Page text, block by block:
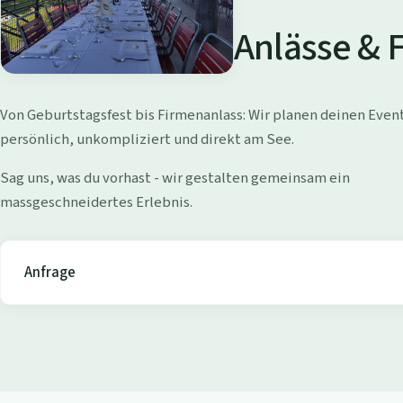
d
i
W
o
l
l
i
s
Anlässe &
Von Geburtstagsfest bis Firmenanlass: Wir planen deinen
persönlich, unkompliziert und direkt am See.
Sag uns, was du vorhast - wir gestalten gemeinsam ein
massgeschneidertes Erlebnis.
Anfrage